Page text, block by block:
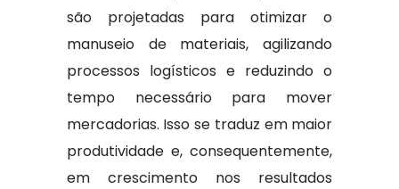
são projetadas para otimizar o
manuseio de materiais, agilizando
processos logísticos e reduzindo o
tempo necessário para mover
mercadorias. Isso se traduz em maior
produtividade e, consequentemente,
em crescimento nos resultados